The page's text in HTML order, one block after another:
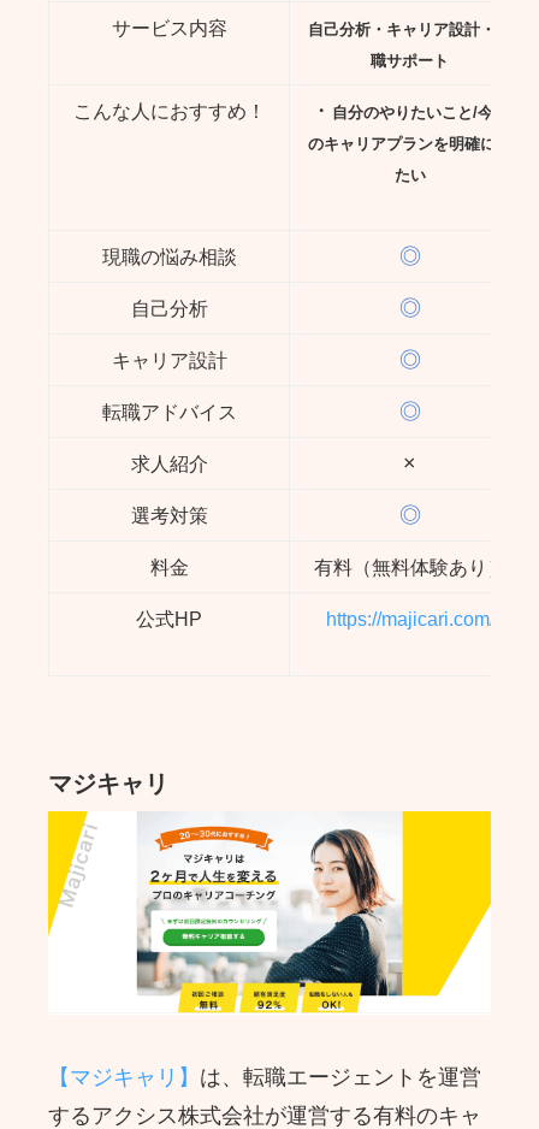
サービス内容
自己分析・キャリア設計・転
職サポート
こんな人におすすめ！ ・ 自分のやりたいこと/今後
のキャリアプランを明確にし
たい
現職の悩み相談 ◎
自己分析 ◎
キャリア設計 ◎
転職アドバイス ◎
求人紹介 ×
選考対策 ◎
料金 有料（無料体験あり）
公式HP https://majicari.com/
マジキャリ
【マジキャリ】 は、転職エージェントを運営
するアクシス株式会社が運営する有料のキャ